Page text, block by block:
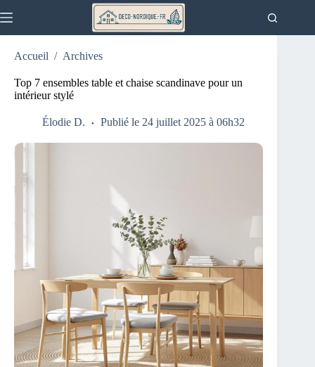
au
Accueil / Archives
Top 7 ensembles table et chaise scandinave pour un
intérieur stylé
Élodie D. Publié le 24 juillet 2025 à 06h32